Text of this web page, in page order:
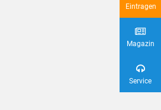
Eintragen
Magazin
Service